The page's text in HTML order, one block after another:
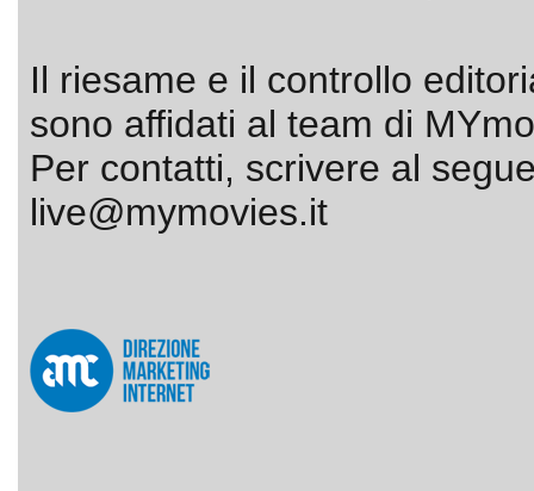
Il riesame e il controllo
sono affidati al team di
Per contatti, scrivere al
live@mymovies.it